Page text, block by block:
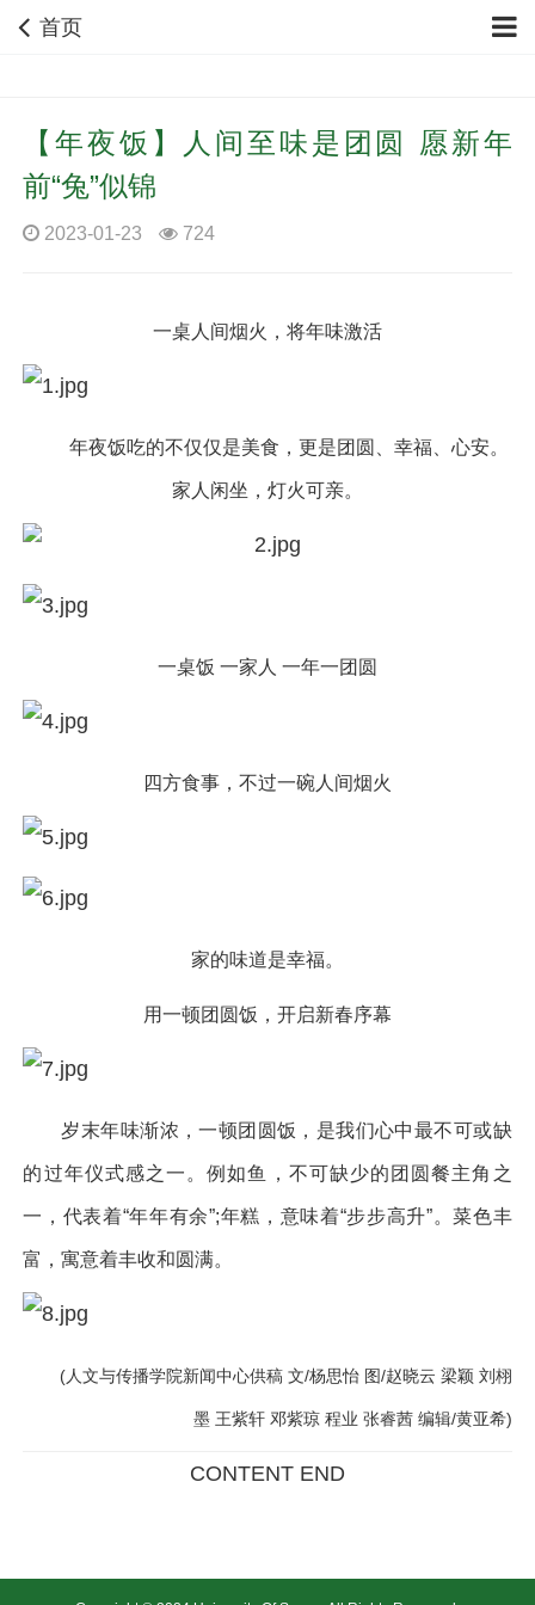
首页
【年夜饭】人间至味是团圆 愿新年
前“兔”似锦
2023-01-23 724
一桌人间烟火，将年味激活
年夜饭吃的不仅仅是美食，更是团圆、幸福、心安。
家人闲坐，灯火可亲。
一桌饭 一家人 一年一团圆
四方食事，不过一碗人间烟火
家的味道是幸福。
用一顿团圆饭，开启新春序幕
岁末年味渐浓，一顿团圆饭，是我们心中最不可或缺
的过年仪式感之一。例如鱼，不可缺少的团圆餐主角之
一，代表着“年年有余”;年糕，意味着“步步高升”。菜色丰
富，寓意着丰收和圆满。
(人文与传播学院新闻中心供稿 文/杨思怡 图/赵晓云 梁颖 刘栩
墨 王紫轩 邓紫琼 程业 张睿茜 编辑/黄亚希)
CONTENT END